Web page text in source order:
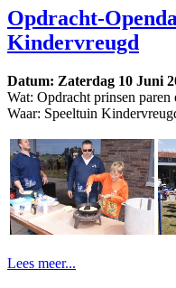
Opdracht-
Kindervreugd
Datum: Zaterdag 10 Juni
Wat: Opdracht prinsen
Waar: Speeltuin
Lees meer...